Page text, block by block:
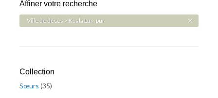
Affiner votre recherche
Ville de décès > Kuala Lumpur
Collection
Sœurs (35)